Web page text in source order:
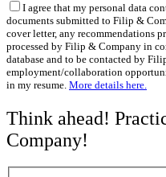
I agree that my personal data
documents submitted to Filip &
cover letter, any recommendations
processed by Filip & Company in
database and to be contacted by
employment/collaboration
in my resume. More details here.
Think ahead!
Company!